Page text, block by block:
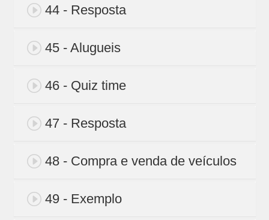
44 - Resposta
45 - Alugueis
46 - Quiz time
47 - Resposta
48 - Compra e venda de veículos
49 - Exemplo